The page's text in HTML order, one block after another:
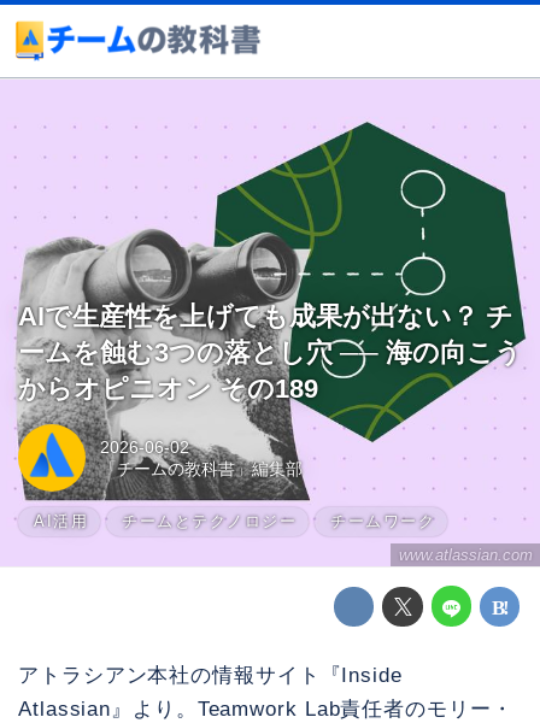
www.atlassian.com
AIで生産性を上げても成果が出ない？ チ
ームを蝕む3つの落とし穴 ── 海の向こう
からオピニオン その189
2026-06-02
「チームの教科書」編集部
AI活用 チームとテクノロジー チームワーク
アトラシアン本社の情報サイト『Inside
Atlassian』より。Teamwork Lab責任者のモリー・